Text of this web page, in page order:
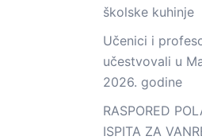
školske kuhinje
Učenici i
učestvovali u
2026. godine
RASPORED
ISPITA ZA